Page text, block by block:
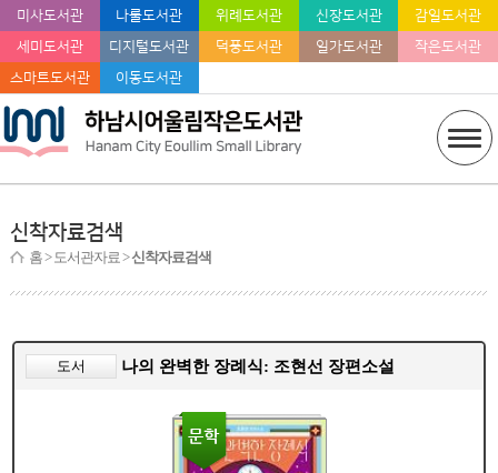
미사도서관 나룰도서관 위례도서관 신장도서관
감일도서관
세미도서관
디지털도서관 덕풍도서관 일가도서관
작은도서관
스마트도서관
이동도서관
신착자료검색
홈> 도서관자료 >신착자료검색